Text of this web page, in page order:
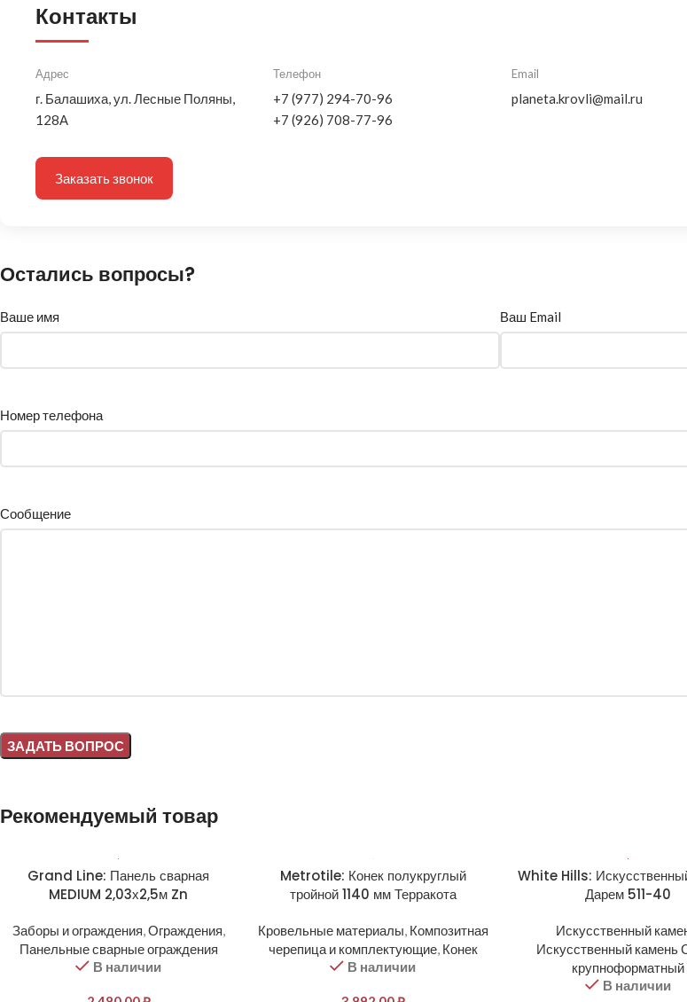
Контакты
Адрес
г. Балашиха, ул. Лесные Поляны,
128А
Телефон
+7 (977) 294-70-96
+7 (926) 708-77-96
Email
planeta.krovli@mail.ru
Заказать звонок
Остались вопросы?
Ваше имя Ваш Email
Номер телефона
Сообщение
Рекомендуемый товар
Grand Line: Панель сварная
MEDIUM 2,03х2,5м Zn
Заборы и ограждения,Ограждения,
Панельные сварные ограждения
В наличии
Metrotile: Конек полукруглый
тройной 1140 мм Терракота
Кровельные материалы, Композитная
черепица и комплектующие, Конек
В наличии
White Hills:
Дарем 511-40
Искусственный
Искусственный камень
крупноформатный
В наличии